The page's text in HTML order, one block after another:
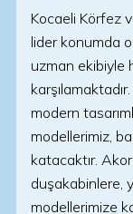
Kocaeli Körfez
lider konumda
uzman ekibiyle
modern
modellerimiz,
katacaktır.
duşakabinlere,
modellerimize